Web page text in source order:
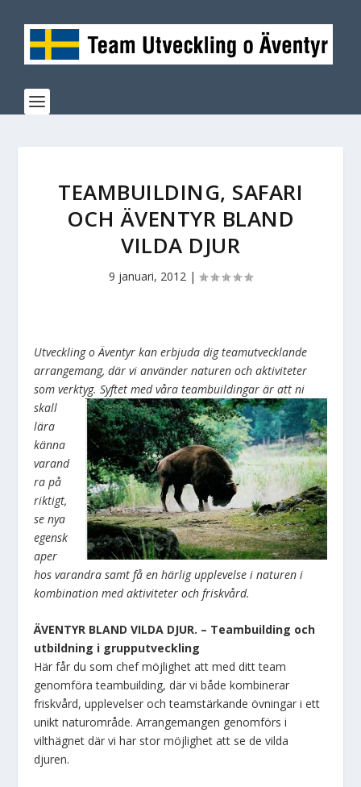
TEAMBUILDING, SAFARI
OCH ÄVENTYR BLAND
VILDA DJUR
9 januari, 2012 |
Utveckling o Äventyr kan erbjuda dig teamutvecklande
arrangemang, där vi använder naturen och aktiviteter
som verktyg. Syftet med vårateambuildingar är att ni
skall
lära
känna
varand
ra på
riktigt,
se nya
egensk
aper
hos varandra samt få en härlig upplevelse i naturen i
kombination med aktiviteter och friskvård.
ÄVENTYR BLAND VILDA DJUR. – Teambuilding och
utbildning i grupputveckling
Här får du som chef möjlighet att med ditt team
genomföra teambuilding, där vi både kombinerar
friskvård, upplevelser och teamstärkande övningar i ett
unikt naturområde. Arrangemangen genomförs i
vilthägnet där vi har stor möjlighet att se de vilda
djuren.